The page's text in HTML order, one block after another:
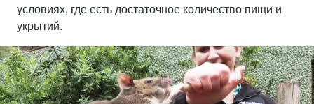
условиях, где есть достаточное количество пищи и
укрытий.